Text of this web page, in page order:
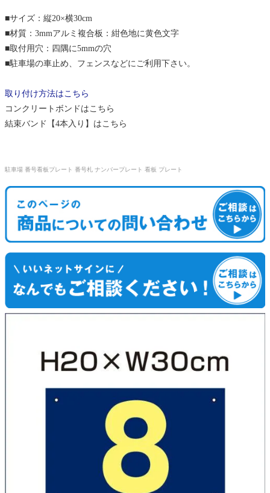
■サイズ：縦20×横30cm
■材質：3mmアルミ複合板：紺色地に黄色文字
■取付用穴：四隅に5mmの穴
■駐車場の車止め、フェンスなどにご利用下さい。
取り付け方法はこちら
コンクリートボンドはこちら
結束バンド【4本入り】はこちら
駐車場 番号看板プレート 番号札 ナンバープレート 看板 プレート